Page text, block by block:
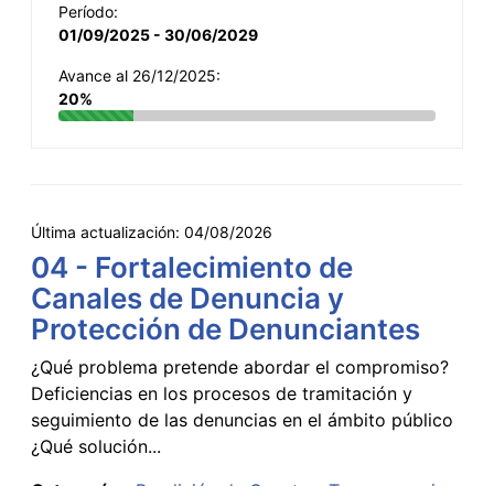
Período:
01/09/2025 - 30/06/2029
Avance al 26/12/2025:
20%
Última actualización: 04/08/2026
04 - Fortalecimiento de
Canales de Denuncia y
Protección de Denunciantes
¿Qué problema pretende abordar el compromiso?
Deficiencias en los procesos de tramitación y
seguimiento de las denuncias en el ámbito público
¿Qué solución...